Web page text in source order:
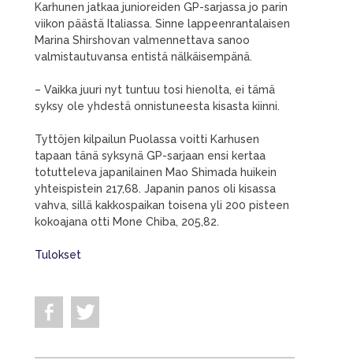
Karhunen jatkaa junioreiden GP-sarjassa jo parin
viikon päästä Italiassa. Sinne lappeenrantalaisen
Marina Shirshovan valmennettava sanoo
valmistautuvansa entistä nälkäisempänä.
– Vaikka juuri nyt tuntuu tosi hienolta, ei tämä
syksy ole yhdestä onnistuneesta kisasta kiinni.
Tyttöjen kilpailun Puolassa voitti Karhusen
tapaan tänä syksynä GP-sarjaan ensi kertaa
totutteleva japanilainen Mao Shimada huikein
yhteispistein 217,68. Japanin panos oli kisassa
vahva, sillä kakkospaikan toisena yli 200 pisteen
kokoajana otti Mone Chiba, 205,82.
Tulokset